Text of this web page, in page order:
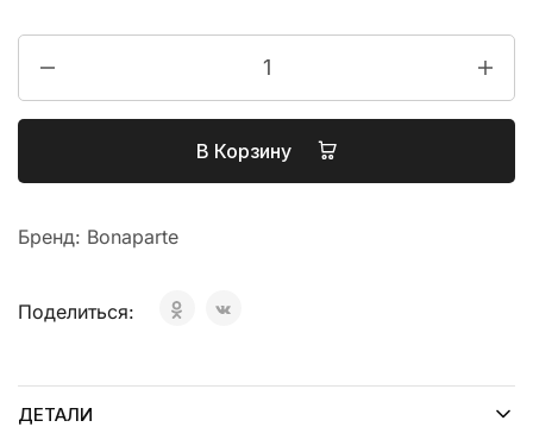
В Корзину
Бренд: Bonaparte
Поделиться:
ДЕТАЛИ